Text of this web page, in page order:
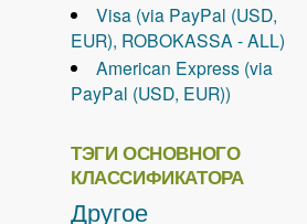
Visa (via PayPal (USD,
EUR), ROBOKASSA - ALL)
American Express (via
PayPal (USD, EUR))
ТЭГИ ОСНОВНОГО
КЛАССИФИКАТОРА
Другое